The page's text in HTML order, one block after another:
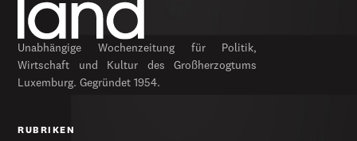
Unabhängige Wochenzeitung für Politik,
Wirtschaft und Kultur des Großherzogtums
Luxemburg. Gegründet 1954.
RUBRIKEN